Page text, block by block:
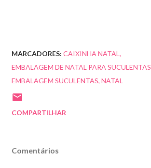
MARCADORES: CAIXINHA NATAL
EMBALAGEM DE NATAL PARA SUCULENTAS
EMBALAGEM SUCULENTAS NATAL
COMPARTILHAR
Comentários